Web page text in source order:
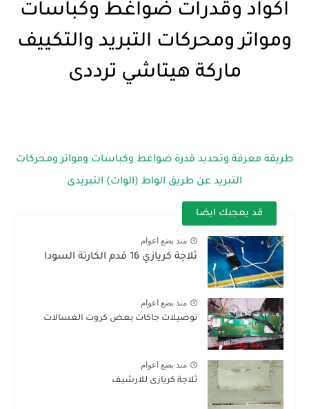
اكواد وقدرات ضواغط وكباسات
ومواتر ومحركات التبريد والتكييف
ماركة هيتاشي ترددى
طريقة معرفة وتحديد قدرة ضواغط وكباسات ومواتر ومحركات
التبريد عن طريق الواط (الوات) التبريدى
قد يعجبك ايضا
منذ بضع اعوام
ثلاجة كريازي 16 قدم الكارتة السودا
منذ بضع اعوام
توصيلات جاكات بعض كروت الغسالات
منذ بضع اعوام
ثلاجة كريازى للارشيف